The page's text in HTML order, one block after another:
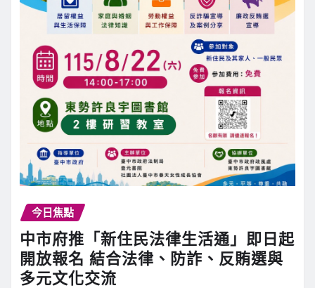
今日焦點
中市府推「新住民法律生活通」即日起
開放報名 結合法律、防詐、反賄選與
多元文化交流